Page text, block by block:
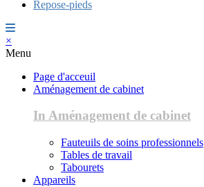
Repose-pieds
×
Menu
Page d'acceuil
Aménagement de cabinet
In Aménagement de cabinet
Fauteuils de soins professionnels
Tables de travail
Tabourets
Appareils